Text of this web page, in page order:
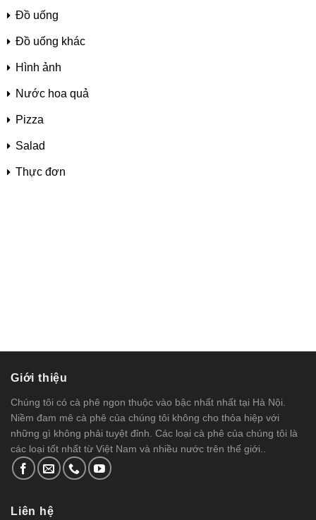
Đồ uống
Đồ uống khác
Hình ảnh
Nước hoa quả
Pizza
Salad
Thực đơn
Giới thiệu
Chúng tôi có cà phê ngon thuộc vào bậc nhất nhất tại Hà Nội.
Niềm đam mê cà phê của chúng tôi không cho thỏa hiệp với
những gì không phải tuyệt đỉnh. Các loại cà phê của chúng tôi là
các loại tốt nhất từ Việt Nam và nhiều nước trên thế giới..
Liên hệ